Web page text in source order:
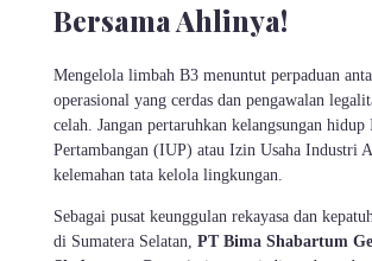
Bersama Ahlinya!
Mengelola limbah B3 menuntut perpaduan
operasional yang cerdas dan pengawalan
celah. Jangan pertaruhkan kelangsungan hidup
Pertambangan (IUP) atau Izin Usaha Industri
kelemahan tata kelola lingkungan.
Sebagai pusat keunggulan rekayasa dan
di Sumatera Selatan, PT Bima Shabartum